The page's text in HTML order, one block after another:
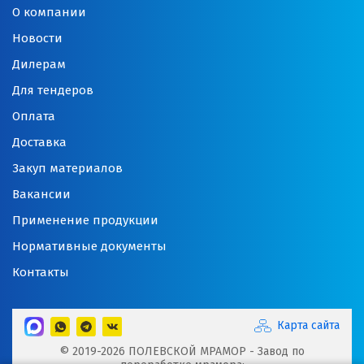
О компании
Новости
Дилерам
Для тендеров
Оплата
Доставка
Закуп материалов
Вакансии
Применение продукции
Нормативные документы
Контакты
Карта сайта
© 2019-2026 ПОЛЕВСКОЙ МРАМОР - Завод по